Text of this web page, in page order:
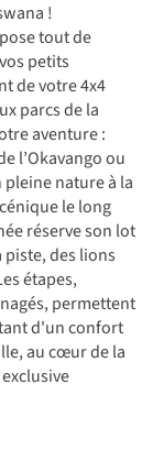
!
tout de
petits
de votre 4x4
parcs de la
aventure :
l’Okavango ou
pleine nature à la
le long
réserve son lot
des lions
étapes,
permettent
d'un confort
au cœur de la